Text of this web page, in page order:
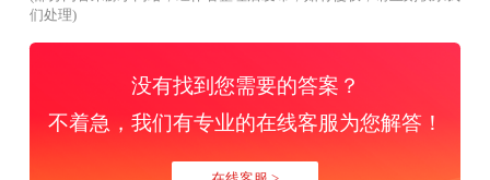
们处理)
没有找到您需要的答案？
不着急，我们有专业的在线客服为您解答！